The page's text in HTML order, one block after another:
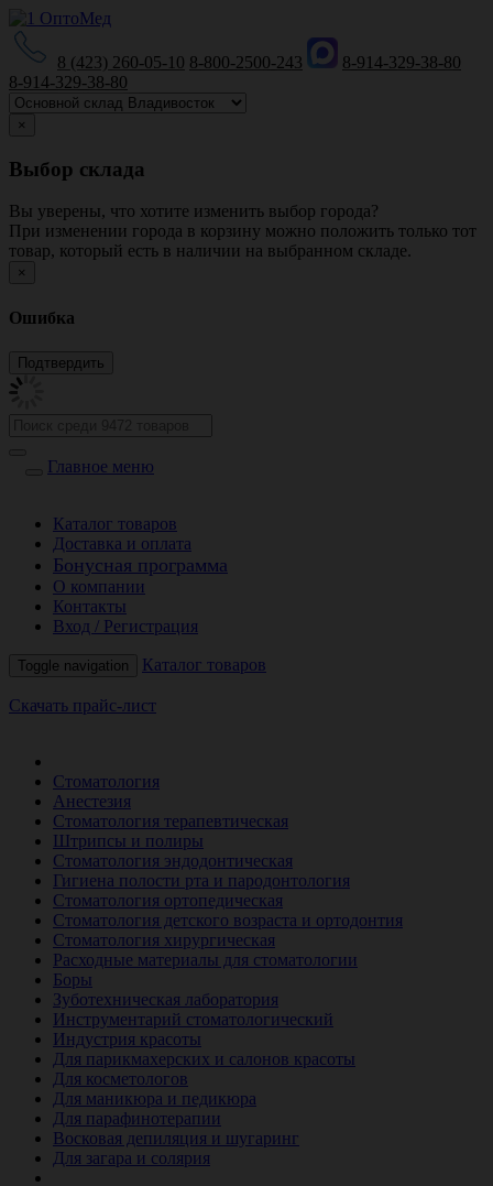
8 (423) 260-05-10 8-800-2500-243
8-914-329-38-80
8-914-329-38-80
×
Выбор склада
Вы уверены, что хотите изменить выбор города?
При изменении города в корзину можно положить только тот
товар, который есть в наличии на выбранном складе.
×
Ошибка
Главное меню
Каталог товаров
Доставка и оплата
Бонусная программа
О компании
Контакты
Вход / Регистрация
Toggle navigation Каталог товаров
Скачать прайс-лист
Стоматология
Анестезия
Стоматология терапевтическая
Штрипсы и полиры
Стоматология эндодонтическая
Гигиена полости рта и пародонтология
Стоматология ортопедическая
Стоматология детского возраста и ортодонтия
Стоматология хирургическая
Расходные материалы для стоматологии
Боры
Зуботехническая лаборатория
Инструментарий стоматологический
Индустрия красоты
Для парикмахерских и салонов красоты
Для косметологов
Для маникюра и педикюра
Для парафинотерапии
Восковая депиляция и шугаринг
Для загара и солярия